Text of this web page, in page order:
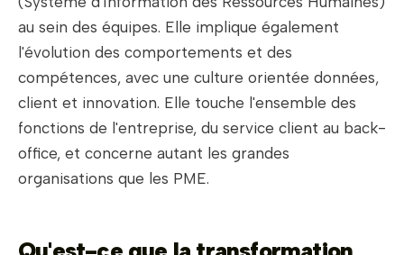
au sein des équipes. Elle implique également
l'évolution des comportements et des
compétences, avec une culture orientée données,
client et innovation. Elle touche l'ensemble des
fonctions de l'entreprise, du service client au back-
office, et concerne autant les grandes
organisations que les PME.